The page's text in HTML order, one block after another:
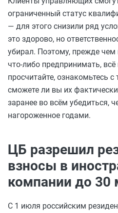
ограниченный статус
— для этого снизили ряд
это здорово, но
убирал. Поэтому, прежде чем
что-либо предпринимать, всё
просчитайте, ознакомьтесь
сможете ли вы их
заранее во всём убедиться,
нагороженное годами.
ЦБ разрешил
взносы в
компании до 30
С 1 июля российским